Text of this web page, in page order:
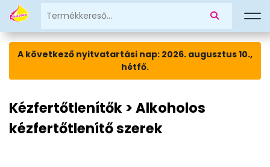
A következő nyitvatartási nap: 2026. augusztus 10.,
hétfő.
Kézfertőtlenítők > Alkoholos
kézfertőtlenítő szerek